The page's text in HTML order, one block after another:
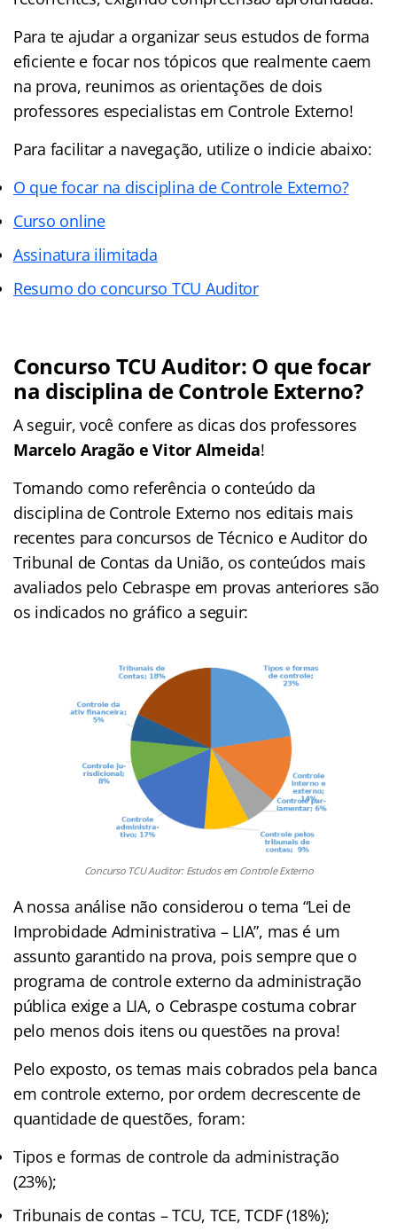
Para te ajudar a organizar seus estudos de forma
eficiente e focar nos tópicos que realmente caem
na prova, reunimos as orientações de dois
professores especialistas em Controle Externo!
Para facilitar a navegação, utilize o indicie abaixo:
O que focar na disciplina de Controle Externo?
Curso online
Assinatura ilimitada
Resumo do concurso TCU Auditor
Concurso TCU Auditor: O que focar
na disciplina de Controle Externo?
A seguir, você confere as dicas dos professores
Marcelo Aragão e Vitor Almeida!
Tomando como referência o conteúdo da
disciplina de Controle Externo nos editais mais
recentes para concursos de Técnico e Auditor do
Tribunal de Contas da União, os conteúdos mais
avaliados pelo Cebraspe em provas anteriores são
os indicados no gráfico a seguir:
Concurso TCU Auditor: Estudos em Controle Externo
A nossa análise não considerou o tema “Lei de
Improbidade Administrativa – LIA”, mas é um
assunto garantido na prova, pois sempre que o
programa de controle externo da administração
pública exige a LIA, o Cebraspe costuma cobrar
pelo menos dois itens ou questões na prova!
Pelo exposto, os temas mais cobrados pela banca
em controle externo, por ordem decrescente de
quantidade de questões, foram:
Tipos e formas de controle da administração
(23%);
Tribunais de contas – TCU, TCE, TCDF (18%);